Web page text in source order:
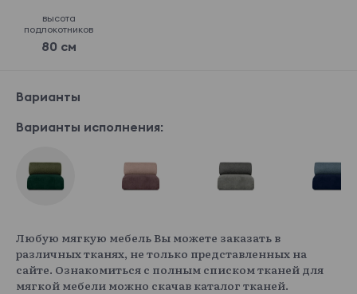
высота
подлокотников
80 см
Варианты
Варианты исполнения:
Любую мягкую мебель Вы можете заказать в
различных тканях, не только представленных на
сайте. Ознакомиться с полным списком тканей для
мягкой мебели можно скачав каталог тканей.